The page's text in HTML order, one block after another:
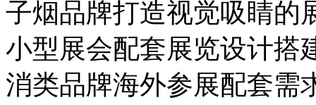
子烟品牌打造视觉吸睛的
小型展会配套展览设计搭
消类品牌海外参展配套需